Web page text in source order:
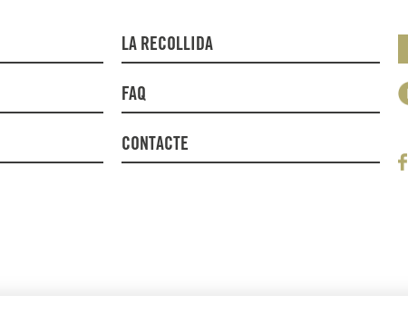
LA RECOLLIDA
FAQ
CONTACTE